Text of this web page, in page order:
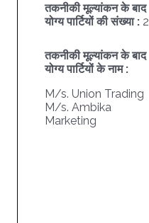
तकनीकी मूल्यांकन के बाद
योग्य पार्टियों की संख्या : 2
तकनीकी मूल्यांकन के बाद
योग्य पार्टियों के नाम :
M/s. Union Trading
M/s. Ambika
Marketing